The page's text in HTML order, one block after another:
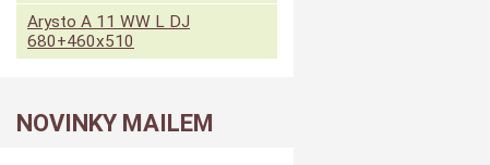
Arysto A 11 WW L DJ
680+460x510
NOVINKY MAILEM